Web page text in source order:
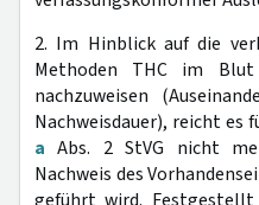
2. Im Hinblick auf die
Methoden THC im Blut
nachzuweisen
Nachweisdauer), reicht es
a Abs. 2 StVG nicht
Nachweis des